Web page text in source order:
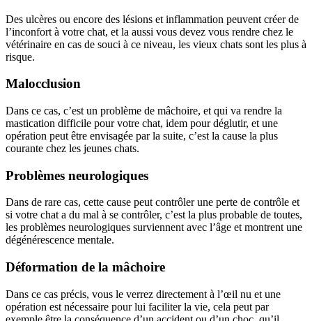
Des ulcères ou encore des lésions et inflammation peuvent créer de
l’inconfort à votre chat, et la aussi vous devez vous rendre chez le
vétérinaire en cas de souci à ce niveau, les vieux chats sont les plus à
risque.
Malocclusion
Dans ce cas, c’est un problème de mâchoire, et qui va rendre la
mastication difficile pour votre chat, idem pour déglutir, et une
opération peut être envisagée par la suite, c’est la cause la plus
courante chez les jeunes chats.
Problèmes neurologiques
Dans de rare cas, cette cause peut contrôler une perte de contrôle et
si votre chat a du mal à se contrôler, c’est la plus probable de toutes,
les problèmes neurologiques surviennent avec l’âge et montrent une
dégénérescence mentale.
Déformation de la mâchoire
Dans ce cas précis, vous le verrez directement à l’œil nu et une
opération est nécessaire pour lui faciliter la vie, cela peut par